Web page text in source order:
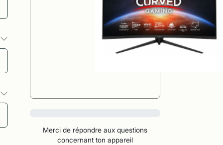
Merci de répondre aux questions
concernant ton appareil